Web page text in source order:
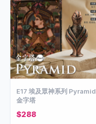
E17 埃及眾神系列 Pyramid
金字塔
$288